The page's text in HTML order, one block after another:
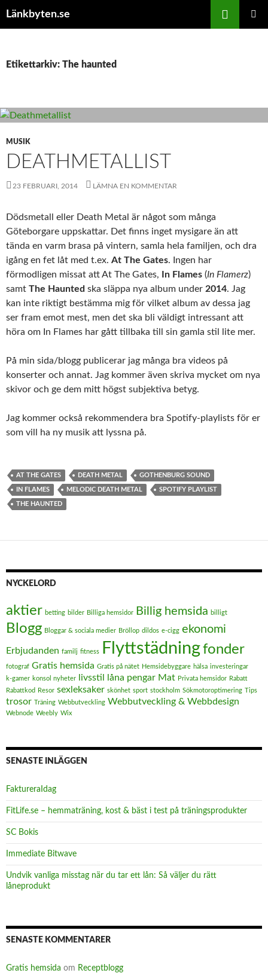
Länkbyten.se
Etikettarkiv: The haunted
MUSIK
DEATHMETALLIST
23 FEBRUARI, 2014 LÄMNA EN KOMMENTAR
Dödsmetall eller Death Metal är något som många
Göteborgare uppskattar. Det finns inget mysigare än att
tända en varm brasa på vintern, samla hela familjen, och dra
igång en fet låt med t.ex. At The Gates. Ingen har
förmodligen missat att At The Gates,
In Flames (In Flamerz)
samt The Haunted ska släppa nya album under 2014. Jag
kan inte riktigt bestämma mig för vilket album av dessa jag
ser fram emot mest, men det ska bli väldigt intressant att
höra om In Flames har gått tillbaka till sin gamla stil lite mer.
På min sida/blogg publicerar jag många bra videos på
konserter och annat. Jag kommer även skriva mycket om nya
skivor och ge dem mitt högst subjektiva betyg.
Jag kommer också rekommendera bra Spotify-playlists för er
som vill ha ny musik att lyssna på.
AT THE GATES DEATH METAL GOTHENBURG SOUND
IN FLAMES MELODIC DEATH METAL SPOTIFY PLAYLIST
THE HAUNTED
NYCKELORD
aktier betting bilder Billiga hemsidor Billig hemsida billigt
Blogg Bloggar & sociala medier Bröllop dildos e-cigg ekonomi
Erbjudanden familj fitness Flyttstädningfonder
fotograf Gratis hemsida Gratis på nätet Hemsidebyggare hälsa investeringar
k-gamer konsol nyheter livsstil låna pengar Mat Privata hemsidor Rabatt
Rabattkod
Resor sexleksaker skönhet sport stockholm Sökmotoroptimering Tips
trosor Träning Webbutveckling Webbutveckling & Webbdesign
Webnode Weebly Wix
SENASTE INLÄGGEN
FaktureraIdag
FitLife.se – hemmaträning, kost & bäst i test på träningsprodukter
SC Bokis
Immediate Bitwave
Undvik vanliga misstag när du tar ett lån: Så väljer du rätt
låneprodukt
SENASTE KOMMENTARER
Gratis hemsida om Receptblogg